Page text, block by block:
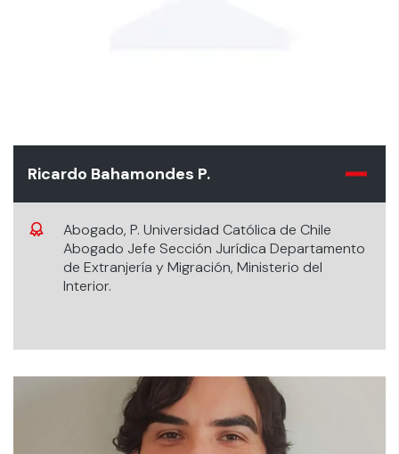
Ricardo Bahamondes P.
Abogado, P. Universidad Católica de Chile
Abogado Jefe Sección Jurídica Departamento
de Extranjería y Migración, Ministerio del
Interior.